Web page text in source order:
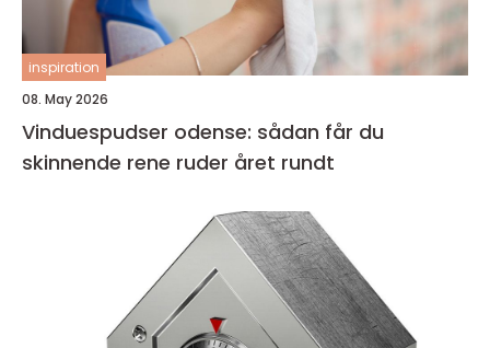
inspiration
08. May 2026
Vinduespudser odense: sådan får du
skinnende rene ruder året rundt